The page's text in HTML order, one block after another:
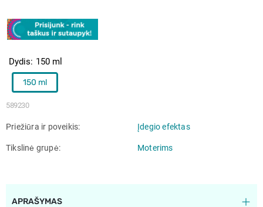
589230
Dydis 150 ml
150 ml
Priežiūra ir poveikis Įdegio efektas
Tikslinė grupė Moterims
APRAŠYMAS